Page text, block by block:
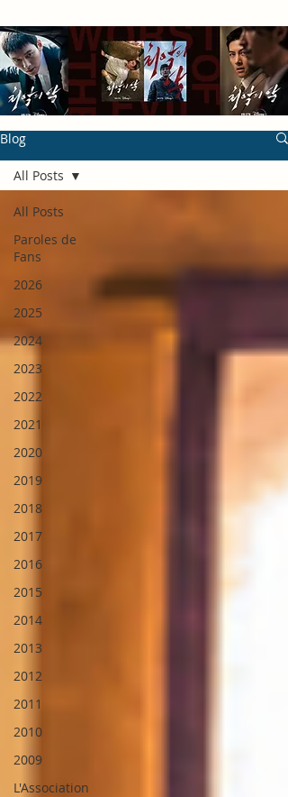
Blog
All Posts
Paroles de
Fans
2026
2025
2024
2023
2022
2021
2020
2019
2018
2017
2016
2015
2014
2013
2012
2011
2010
2009
L'Association
All Posts